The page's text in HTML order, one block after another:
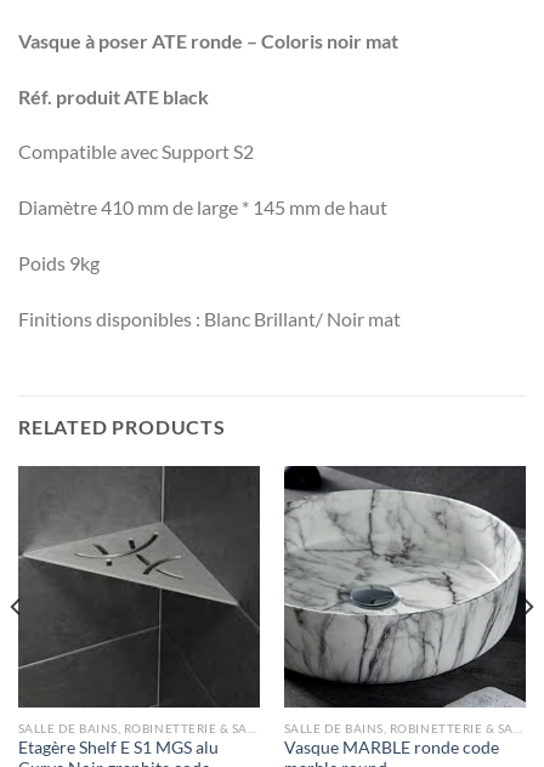
Vasque à poser ATE ronde – Coloris noir mat
Réf. produit ATE black
Compatible avec Support S2
Diamètre 410 mm de large * 145 mm de haut
Poids 9kg
Finitions disponibles : Blanc Brillant/ Noir mat
RELATED PRODUCTS
Etagère Shelf E S1 MGS alu
Vasque MARBLE ronde code